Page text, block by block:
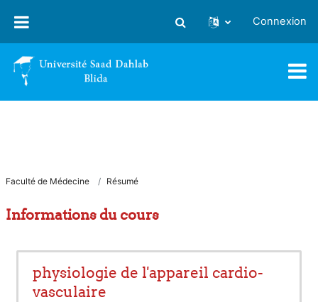
Activer/désactiver la saisie
Connexion
Faculté de Médecine Résumé
Informations du cours
physiologie de l'appareil cardio-
vasculaire